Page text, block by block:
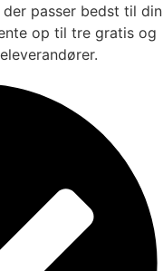
passer bedst til din
op til tre gratis og